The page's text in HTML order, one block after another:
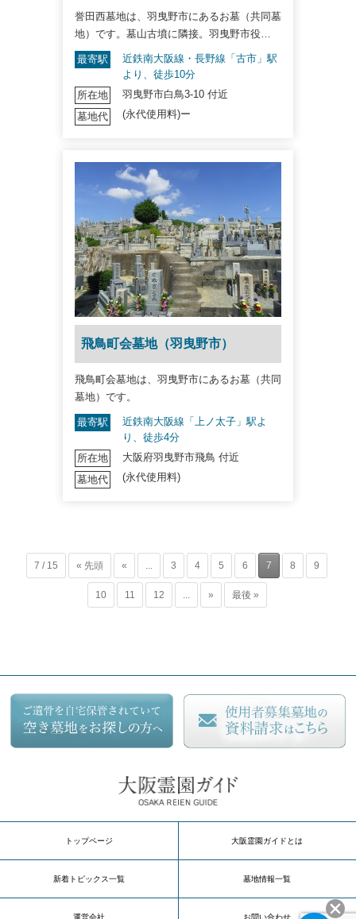
誉田西墓地は、羽曳野市にあるお墓（共同墓
地）です。墓山古墳に隣接。羽曳野市役…
最寄駅
近鉄南大阪線・長野線「古市」駅
より、徒歩10分
所在地
羽曳野市白鳥3-10 付近
墓地代
(永代使用料)ー
飛鳥町会墓地（羽曳野市）
飛鳥町会墓地は、羽曳野市にあるお墓（共同
墓地）です。
最寄駅
近鉄南大阪線「上ノ太子」駅よ
り、徒歩4分
所在地
大阪府羽曳野市飛鳥 付近
墓地代
(永代使用料)
7 / 15 « 先頭 « ... 3 4 5 6 7 8 9
10 11 12 ... » 最後 »
トップページ 大阪霊園ガイドとは
新着トピックス一覧 墓地情報一覧
運営会社 お問い合わせ